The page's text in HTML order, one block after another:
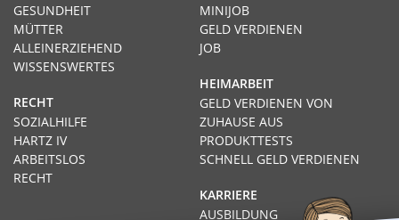
MINIJOB
GELD VERDIENEN
JOB
HEIMARBEIT
GELD VERDIENEN VON
ZUHAUSE AUS
PRODUKTTESTS
SCHNELL GELD VERDIENEN
KARRIERE
AUSBILDUNG
GESUNDHEIT
MÜTTER
ALLEINERZIEHEND
WISSENSWERTES
RECHT
SOZIALHILFE
HARTZ IV
ARBEITSLOS
RECHT